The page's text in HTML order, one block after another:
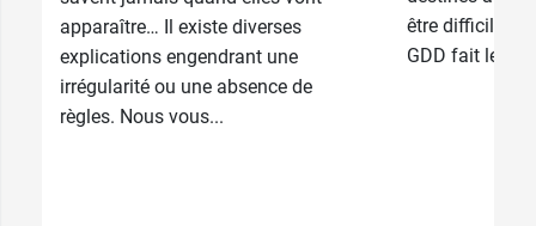
apparaître… Il existe diverses
explications engendrant une
irrégularité ou une absence de
règles. Nous vous...
être difficile de
GDD fait le